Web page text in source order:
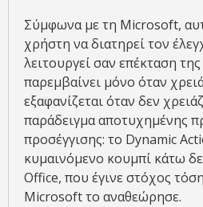
Σύμφωνα με τη Microsoft,
χρήστη να διατηρεί τον
λειτουργεί σαν επέκταση
παρεμβαίνει μόνο όταν
εξαφανίζεται όταν δεν
παράδειγμα αποτυχημένης
προσέγγισης: το Dynamic
κυμαινόμενο κουμπί κάτω
Office, που έγινε στόχος
Microsoft το αναθεώρησε.